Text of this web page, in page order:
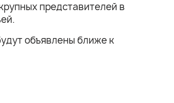
представителей в
объявлены ближе к